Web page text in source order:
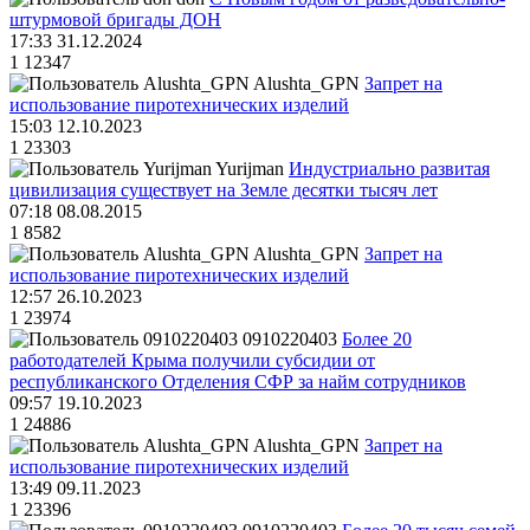
штурмовой бригады ДОН
17:33 31.12.2024
1 12347
Alushta_GPN Запрет на
использование пиротехнических изделий
15:03 12.10.2023
1 23303
Yurijman Индустриально развитая
цивилизация существует на Земле десятки тысяч лет
07:18 08.08.2015
1 8582
Alushta_GPN Запрет на
использование пиротехнических изделий
12:57 26.10.2023
1 23974
0910220403 Более 20
работодателей Крыма получили субсидии от
республиканского Отделения СФР за найм сотрудников
09:57 19.10.2023
1 24886
Alushta_GPN Запрет на
использование пиротехнических изделий
13:49 09.11.2023
1 23396